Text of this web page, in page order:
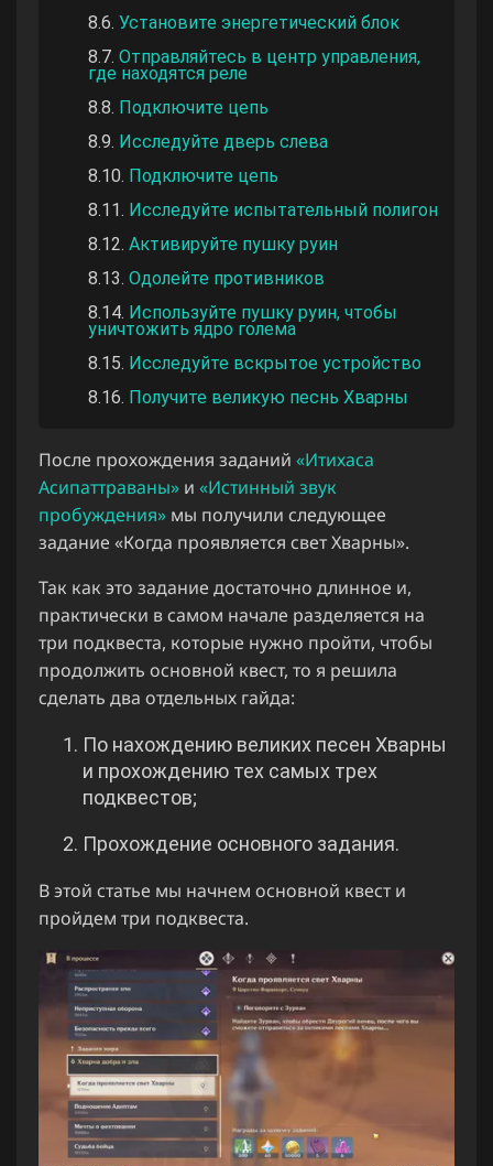
Установите энергетический блок
Отправляйтесь в центр управления,
где находятся реле
Подключите цепь
Исследуйте дверь слева
Подключите цепь
Исследуйте испытательный полигон
Активируйте пушку руин
Одолейте противников
Используйте пушку руин, чтобы
уничтожить ядро голема
Исследуйте вскрытое устройство
Получите великую песнь Хварны
После прохождения заданий «Итихаса
Асипаттраваны» и «Истинный звук
пробуждения» мы получили следующее
задание «Когда проявляется свет Хварны».
Так как это задание достаточно длинное и,
практически в самом начале разделяется на
три подквеста, которые нужно пройти, чтобы
продолжить основной квест, то я решила
сделать два отдельных гайда:
По нахождению великих песен Хварны
и прохождению тех самых трех
подквестов;
Прохождение основного задания.
В этой статье мы начнем основной квест и
пройдем три подквеста.